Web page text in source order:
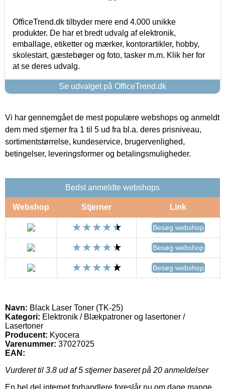
OfficeTrend.dk tilbyder mere end 4.000 unikke
produkter. De har et bredt udvalg af elektronik,
emballage, etiketter og mærker, kontorartikler, hobby,
skolestart, gæstebøger og foto, tasker m.m. Klik her for
at se deres udvalg.
Se udvalget på OfficeTrend.dk
Vi har gennemgået de mest populære webshops og anmeldt
dem med stjerner fra 1 til 5 ud fra bl.a. deres prisniveau,
sortimentstørrelse, kundeservice, brugervenlighed,
betingelser, leveringsformer og betalingsmuligheder.
Bedst anmeldte webshops
Webshop Stjerner Link
Besøg webshop
Besøg webshop
Besøg webshop
Navn: Black Laser Toner (TK-25)
Kategori: Elektronik / Blækpatroner og lasertoner /
Lasertoner
Producent: Kyocera
Varenummer: 37027025
EAN:
Vurderet til 3.8 ud af 5 stjerner baseret på 20 anmeldelser
En hel del internet forhandlere foreslår nu om dage mange